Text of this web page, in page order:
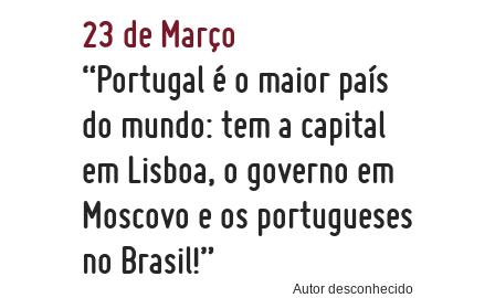
23 de Março
“Portugal é o maior país
do mundo: tem a capital
em Lisboa, o governo em
Moscovo e os portugueses
no Brasil!”
Autor desconhecido